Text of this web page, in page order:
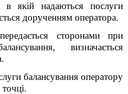
в якій надаються послуги
дорученням оператора.
сторонами при
визначається
балансування оператору